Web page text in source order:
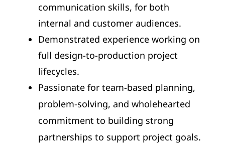
communication skills, for both
internal and customer audiences.
Demonstrated experience working on
full design-to-production project
lifecycles.
Passionate for team-based planning,
problem-solving, and wholehearted
commitment to building strong
partnerships to support project goals.